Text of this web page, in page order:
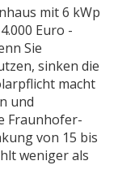
mit 6 kWp
Euro -
Sie
sinken die
macht
und
Fraunhofer-
von 15 bis
weniger als